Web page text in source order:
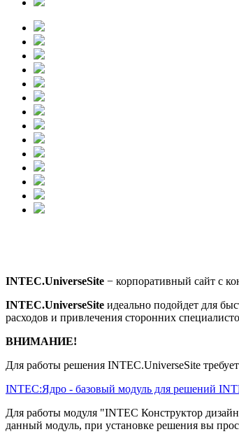
INTEC.UniverseSite − корпоративный сайт с
INTEC.UniverseSite идеально подойдет для
расходов и привлечения сторонних
ВНИМАНИЕ!
Для работы решения INTEC.UniverseSite
INTEC:Ядро - базовый модуль для решений
Для работы модуля "INTEC Конструктор
данный модуль, при установке решения вы